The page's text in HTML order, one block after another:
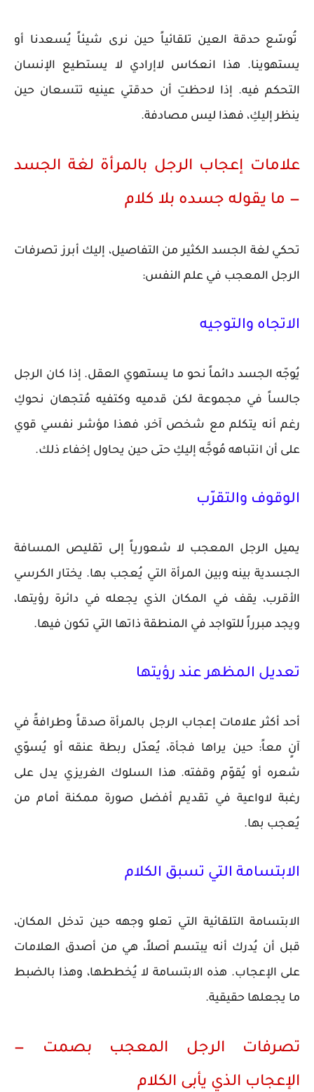
تُوسّع حدقة العين تلقائياً حين نرى شيئاً يُسعدنا أو
يستهوينا. هذا انعكاس لاإرادي لا يستطيع الإنسان
التحكم فيه. إذا لاحظتِ أن حدقتي عينيه تتسعان حين
ينظر إليكِ، فهذا ليس مصادفة.
علامات إعجاب الرجل بالمرأة لغة الجسد
— ما يقوله جسده بلا كلام
تحكي لغة الجسد الكثير من التفاصيل، إليك أبرز تصرفات
الرجل المعجب في علم النفس:
الاتجاه والتوجيه
يُوجّه الجسد دائماً نحو ما يستهوي العقل. إذا كان الرجل
جالساً في مجموعة لكن قدميه وكتفيه مُتجهان نحوكِ
رغم أنه يتكلم مع شخص آخر، فهذا مؤشر نفسي قوي
على أن انتباهه مُوجَّه إليكِ حتى حين يحاول إخفاء ذلك.
الوقوف والتقرّب
يميل الرجل المعجب لا شعورياً إلى تقليص المسافة
الجسدية بينه وبين المرأة التي يُعجب بها. يختار الكرسي
الأقرب، يقف في المكان الذي يجعله في دائرة رؤيتها،
ويجد مبرراً للتواجد في المنطقة ذاتها التي تكون فيها.
تعديل المظهر عند رؤيتها
أحد أكثر علامات إعجاب الرجل بالمرأة صدقاً وطرافةً في
آنٍ معاً: حين يراها فجأة، يُعدّل ربطة عنقه أو يُسوّي
شعره أو يُقوّم وقفته. هذا السلوك الغريزي يدل على
رغبة لاواعية في تقديم أفضل صورة ممكنة أمام من
يُعجب بها.
الابتسامة التي تسبق الكلام
الابتسامة التلقائية التي تعلو وجهه حين تدخل المكان،
قبل أن يُدرك أنه يبتسم أصلاً، هي من أصدق العلامات
على الإعجاب. هذه الابتسامة لا يُخططها، وهذا بالضبط
ما يجعلها حقيقية.
تصرفات الرجل المعجب بصمت —
الإعجاب الذي يأبى الكلام